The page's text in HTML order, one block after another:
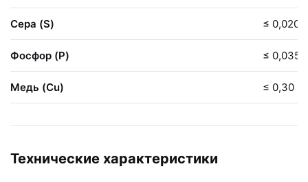
Сера (S) ≤ 0,020
Фосфор (P) ≤ 0,035
Медь (Cu) ≤ 0,30
Технические характеристики